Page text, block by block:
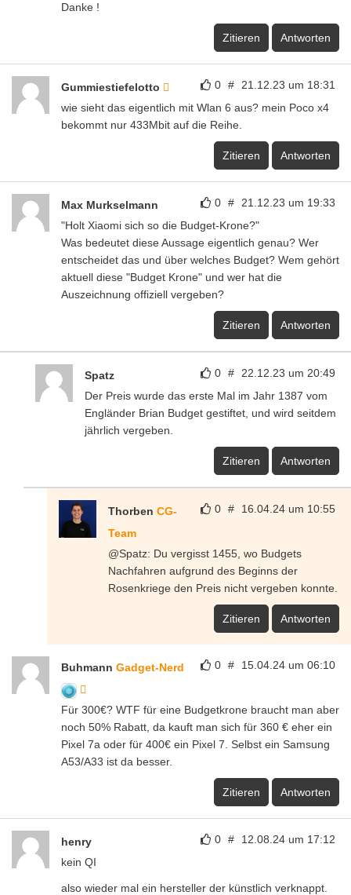
Danke !
Zitieren Antworten
0 # 21.12.23 um 18:31
Gummiestiefelotto
wie sieht das eigentlich mit Wlan 6 aus? mein Poco x4
bekommt nur 433Mbit auf die Reihe.
Zitieren Antworten
0 # 21.12.23 um 19:33
Max Murkselmann
"Holt Xiaomi sich so die Budget-Krone?"
Was bedeutet diese Aussage eigentlich genau? Wer
entscheidet das und über welches Budget? Wem gehört
aktuell diese "Budget Krone" und wer hat die
Auszeichnung offiziell vergeben?
Zitieren Antworten
0 # 22.12.23 um 20:49
Spatz
Der Preis wurde das erste Mal im Jahr 1387 vom
Engländer Brian Budget gestiftet, und wird seitdem
jährlich vergeben.
Zitieren Antworten
0 # 16.04.24 um 10:55
Thorben CG-
Team
@Spatz: Du vergisst 1455, wo Budgets
Nachfahren aufgrund des Beginns der
Rosenkriege den Preis nicht vergeben konnte.
Zitieren Antworten
0 # 15.04.24 um 06:10
Buhmann Gadget-Nerd
Für 300€? WTF für eine Budgetkrone braucht man aber
noch 50% Rabatt, da kauft man sich für 360 € eher ein
Pixel 7a oder für 400€ ein Pixel 7. Selbst ein Samsung
A53/A33 ist da besser.
Zitieren Antworten
0 # 12.08.24 um 17:12
henry
kein QI
also wieder mal ein hersteller der künstlich verknappt.